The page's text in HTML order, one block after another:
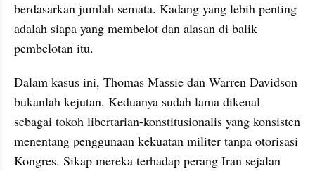
berdasarkan jumlah semata. Kadang yang lebih penting
adalah siapa yang membelot dan alasan di balik
pembelotan itu.
Dalam kasus ini, Thomas Massie dan Warren Davidson
bukanlah kejutan. Keduanya sudah lama dikenal
sebagai tokoh libertarian-konstitusionalis yang konsisten
menentang penggunaan kekuatan militer tanpa otorisasi
Kongres. Sikap mereka terhadap perang Iran sejalan